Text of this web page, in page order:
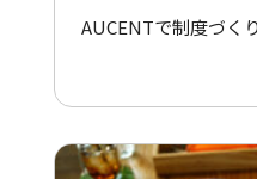
AUCENTで制度づく